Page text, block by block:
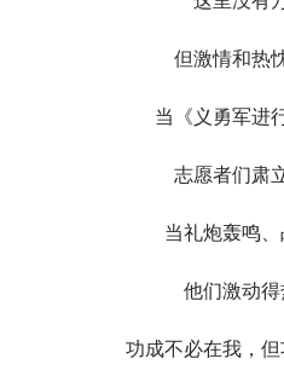
但激情和热
当《义勇军进
志愿者们肃
当礼炮轰鸣
他们激动
功成不必在我，但